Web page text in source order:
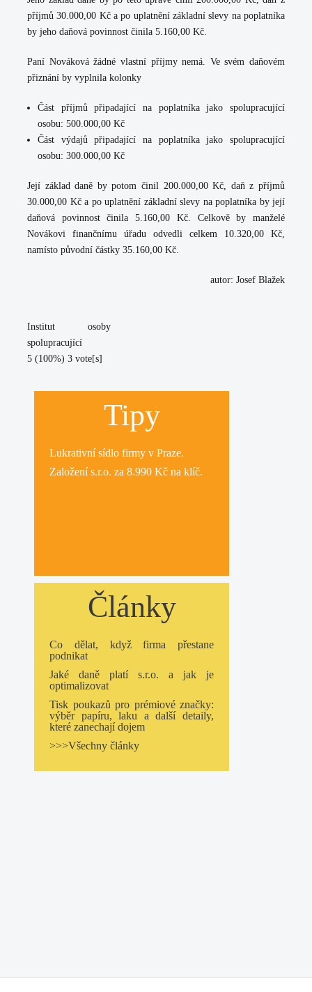
příjmů 30.000,00 Kč a po uplatnění základní slevy na poplatníka
by jeho daňová povinnost činila 5.160,00 Kč.
Paní Nováková žádné vlastní příjmy nemá. Ve svém daňovém
přiznání by vyplnila kolonky
Část příjmů připadající na poplatníka jako spolupracující
osobu: 500.000,00 Kč
Část výdajů připadající na poplatníka jako spolupracující
osobu: 300.000,00 Kč
Její základ daně by potom činil 200.000,00 Kč, daň z příjmů
30.000,00 Kč a po uplatnění základní slevy na poplatníka by její
daňová povinnost činila5.160,00 Kč. Celkově by manželé
Novákovi finančnímu úřadu odvedli celkem 10.320,00 Kč,
namísto původní částky 35.160,00 Kč.
autor: Josef Blažek
Institut osoby
spolupracující
5 (100%) 3 vote[s]
Tipy
Lukrativnísídlo firmy v Praze.
Založení s.r.o. za 8.990 Kč na klíč.
Články
Co dělat, když firma přestane
podnikat
Jaké daně platí s.r.o. a jak je
optimalizovat
Tisk poukazů pro prémiové značky:
výběr papíru, laku a další detaily,
které zanechají dojem
>>>Všechny články